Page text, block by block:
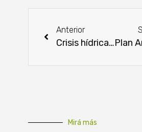
Anterior
Crisis hídrica en la cuenca del Pilcomayo: trabajan en soluciones a corto y largo plazo
Mirá más